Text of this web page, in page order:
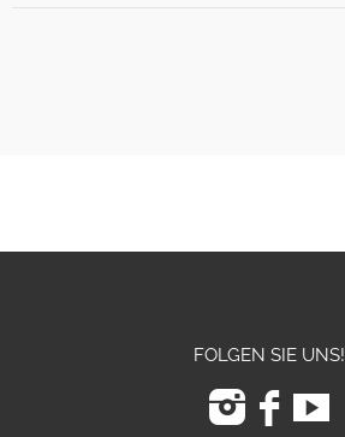
FOLGEN SIE UNS!